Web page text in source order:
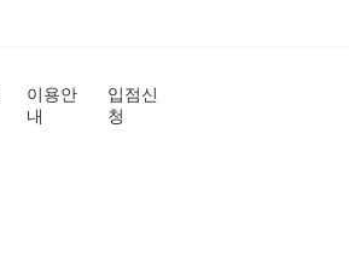
이용안
내
입점신
청